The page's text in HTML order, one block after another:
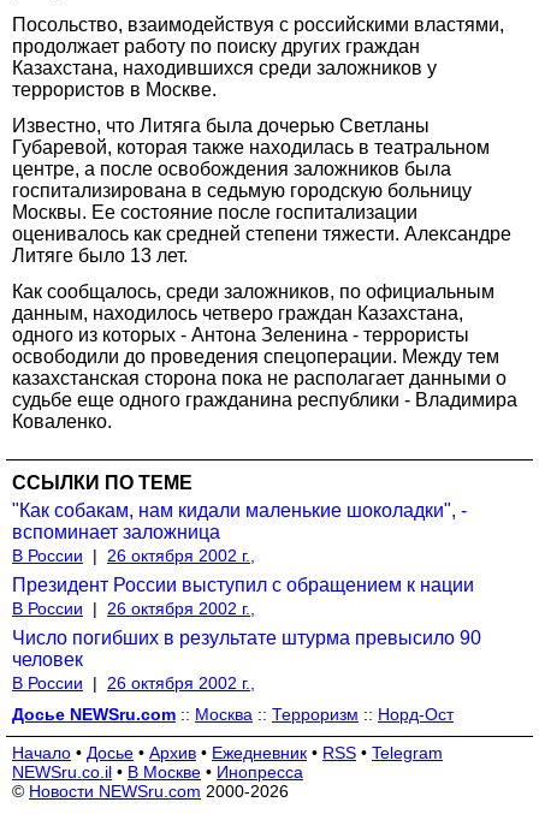
Посольство, взаимодействуя с российскими властями,
продолжает работу по поиску других граждан
Казахстана, находившихся среди заложников у
террористов в Москве.
Известно, что Литяга была дочерью Светланы
Губаревой, которая также находилась в театральном
центре, а после освобождения заложников была
госпитализирована в седьмую городскую больницу
Москвы. Ее состояние после госпитализации
оценивалось как средней степени тяжести. Александре
Литяге было 13 лет.
Как сообщалось, среди заложников, по официальным
данным, находилось четверо граждан Казахстана,
одного из которых - Антона Зеленина - террористы
освободили до проведения спецоперации. Между тем
казахстанская сторона пока не располагает данными о
судьбе еще одного гражданина республики - Владимира
Коваленко.
ССЫЛКИ ПО ТЕМЕ
"Как собакам, нам кидали маленькие шоколадки", -
вспоминает заложница
В России | 26 октября 2002 г.,
Президент России выступил с обращением к нации
В России | 26 октября 2002 г.,
Число погибших в результате штурма превысило 90
человек
В России |
26 октября 2002 г.,
Досье NEWSru.com :: Москва :: Терроризм :: Норд-Ост
Начало • Досье • Архив • Ежедневник • RSS • Telegram
NEWSru.co.il • В Москве • Инопресса
© Новости NEWSru.com 2000-2026